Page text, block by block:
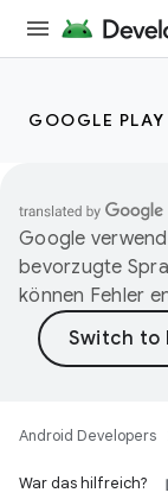
GOOGLE PLAY
Google
bevorzugte
können Fehler
Android Developers
War das hilfreich?